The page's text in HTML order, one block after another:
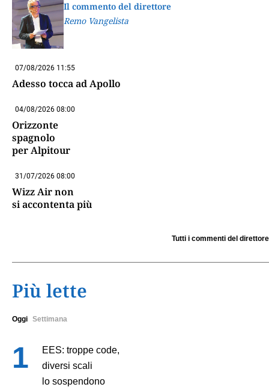
Il commento del direttore
Remo Vangelista
07/08/2026 11:55
Adesso tocca ad Apollo
04/08/2026 08:00
Orizzonte
spagnolo
per Alpitour
31/07/2026 08:00
Wizz Air non
si accontenta più
Tutti i commenti del direttore
Più lette
Oggi Settimana
EES: troppe code,
diversi scali
lo sospendono